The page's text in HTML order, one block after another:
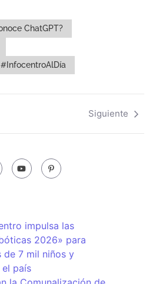
ChatGPT?
Siguiente
impulsa las
2026» para
de 7 mil niños y
país